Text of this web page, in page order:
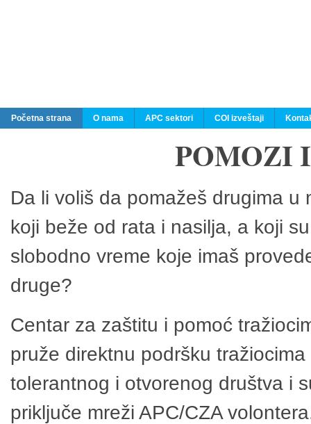
Početna strana O nama APC sektori COI izveštaji
POMOZI
Da li voliš da pomažeš drugima
koji beže od rata i nasilja, a koji
slobodno vreme koje imaš
druge?
Centar za zaštitu i pomoć
pruže direktnu podršku
tolerantnog i otvorenog društva i
priključe mreži APC/CZA